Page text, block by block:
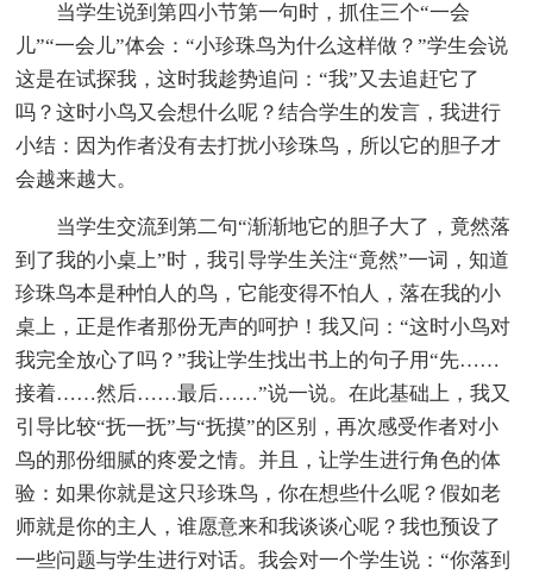
当学生说到第四小节第一句时，抓住三个“一会
儿”“一会儿”体会：“小珍珠鸟为什么这样做？”学生会说
这是在试探我，这时我趁势追问：“我”又去追赶它了
吗？这时小鸟又会想什么呢？结合学生的发言，我进行
小结：因为作者没有去打扰小珍珠鸟，所以它的胆子才
会越来越大。
当学生交流到第二句“渐渐地它的胆子大了，竟然落
到了我的小桌上”时，我引导学生关注“竟然”一词，知道
珍珠鸟本是种怕人的鸟，它能变得不怕人，落在我的小
桌上，正是作者那份无声的呵护！我又问：“这时小鸟对
我完全放心了吗？”我让学生找出书上的句子用“先……
接着……然后……最后……”说一说。在此基础上，我又
引导比较“抚一抚”与“抚摸”的区别，再次感受作者对小
鸟的那份细腻的疼爱之情。并且，让学生进行角色的体
验：如果你就是这只珍珠鸟，你在想些什么呢？假如老
师就是你的主人，谁愿意来和我谈谈心呢？我也预设了
一些问题与学生进行对话。我会对一个学生说：“你落到